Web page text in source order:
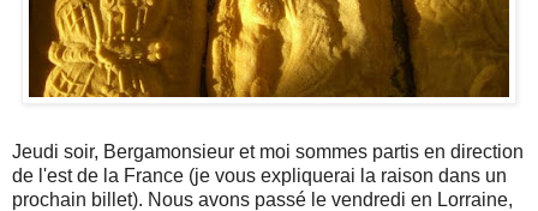
Jeudi soir, Bergamonsieur et moi sommes partis en direction
de l'est de la France (je vous expliquerai la raison dans un
prochain billet). Nous avons passé le vendredi en Lorraine,